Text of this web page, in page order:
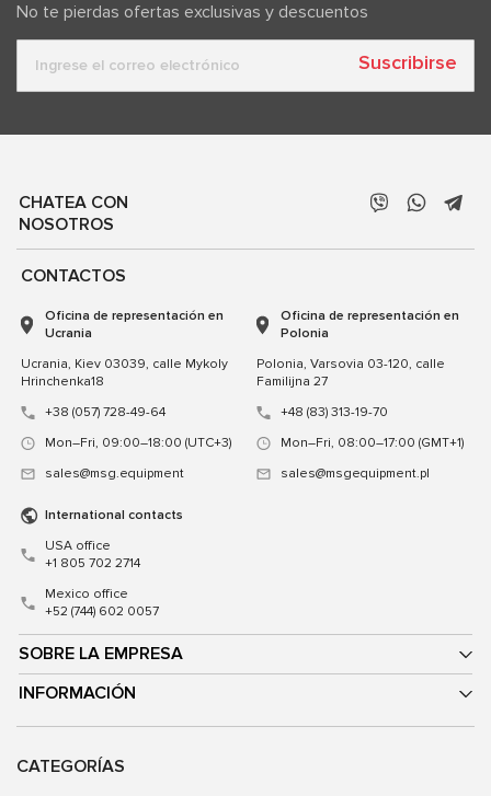
No te pierdas ofertas exclusivas y descuentos
Suscribirse
CHATEA CON
NOSOTROS
SOBRE LA EMPRESA
INFORMACIÓN
CONTACTOS
Oficina de representación en
Ucrania
Ucrania, Kiev 03039, calle Mykoly
Hrinchenka18
+38 (057) 728-49-64
Mon–Fri, 09:00–18:00 (UTC+3)
sales@msg.equipment
Oficina de representación en
Polonia
Polonia, Varsovia 03-120, calle
Familijna 27
+48 (83) 313-19-70
Mon–Fri, 08:00–17:00 (GMT+1)
sales@msgequipment.pl
International contacts
USA office
+1 805 702 2714
Mexico office
+52 (744) 602 0057
CATEGORÍAS